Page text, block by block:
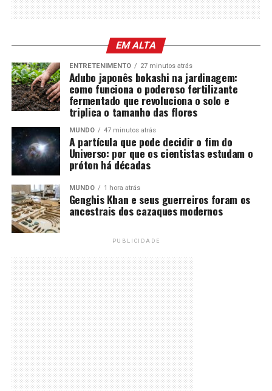
EM ALTA
ENTRETENIMENTO 27 minutos atrás
Adubo japonês bokashi na jardinagem:
como funciona o poderoso fertilizante
fermentado que revoluciona o solo e
triplica o tamanho das flores
MUNDO 47 minutos atrás
A partícula que pode decidir o fim do
Universo: por que os cientistas estudam o
próton há décadas
MUNDO 1 hora atrás
Genghis Khan e seus guerreiros foram os
ancestrais dos cazaques modernos
PUBLICIDADE